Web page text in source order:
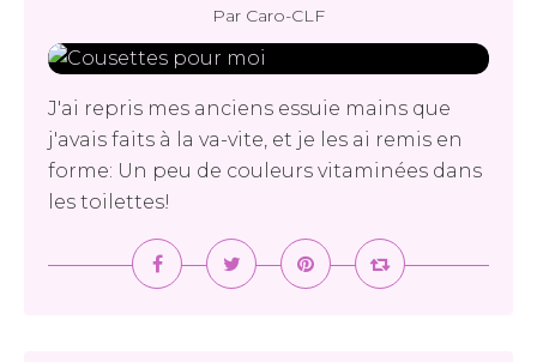
Par Caro-CLF
J'ai repris mes anciens essuie mains que
j'avais faits à la va-vite, et je les ai remis en
forme: Un peu de couleurs vitaminées dans
les toilettes!